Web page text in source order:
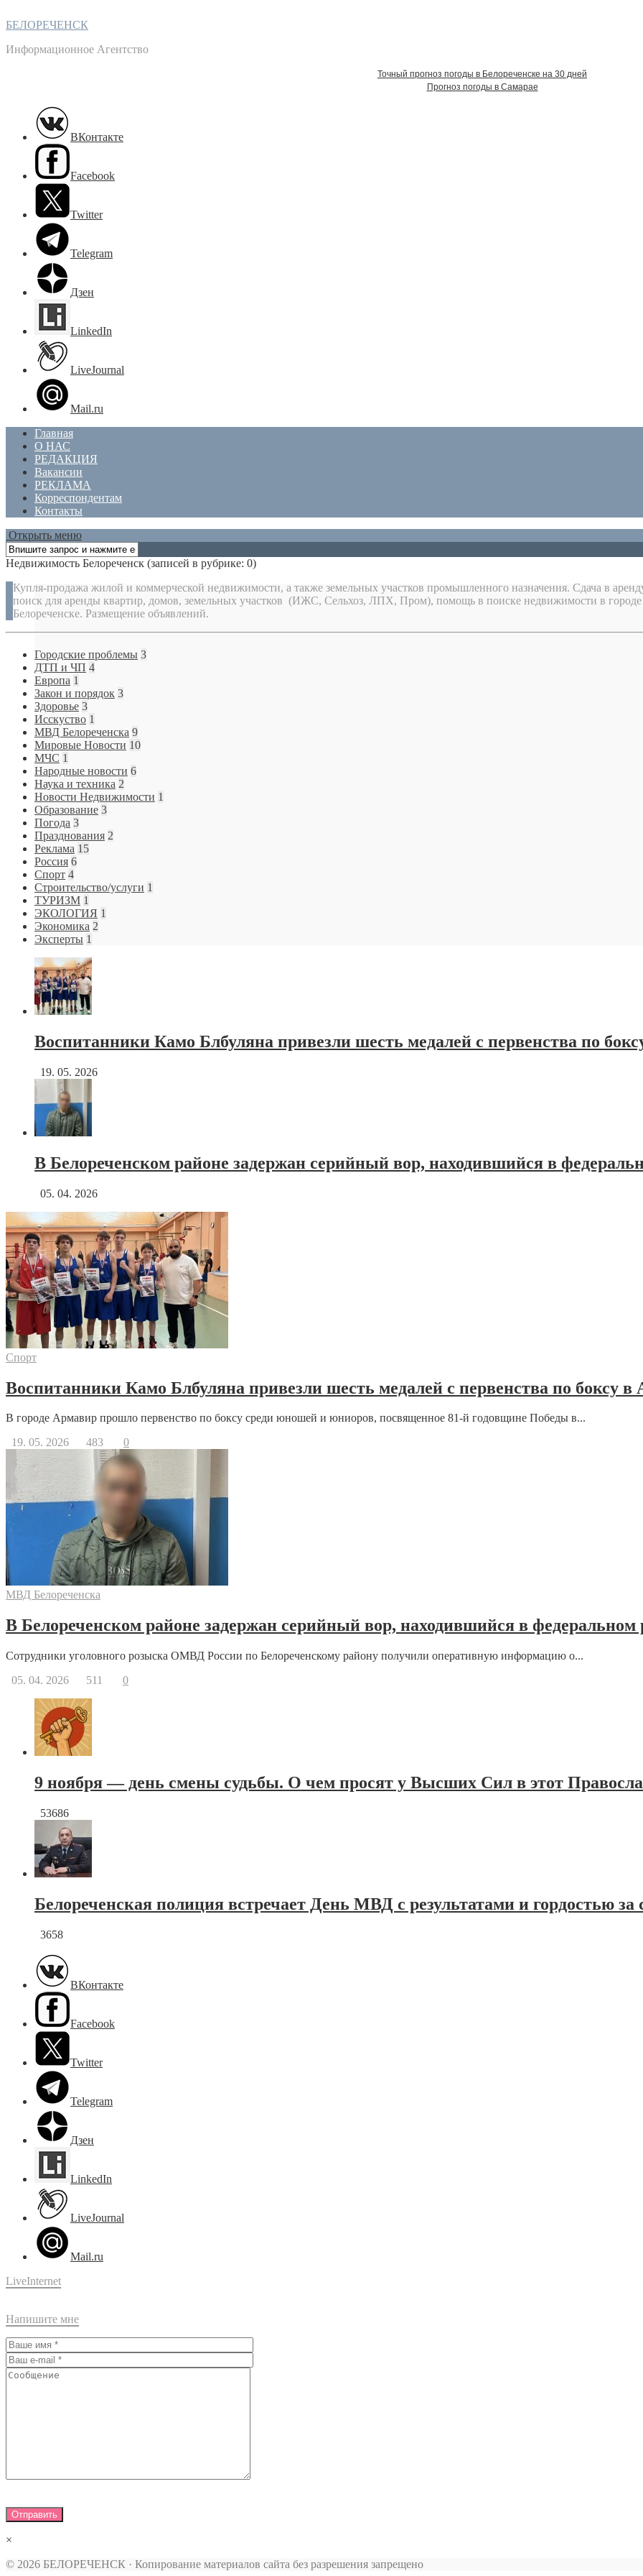
БЕЛОРЕЧЕНСК
Информационное Агентство
Точный прогноз погоды в Белореченске на 30 дней
Прогноз погоды в Самарае
ВКонтакте
Facebook
Twitter
Telegram
Дзен
LinkedIn
LiveJournal
Mail.ru
Главная
О НАС
РЕДАКЦИЯ
Вакансии
РЕКЛАМА
Корреспондентам
Контакты
Открыть меню
Недвижимость Белореченск (записей в рубрике: 0)
Купля-продажа жилой и коммерческой недвижимости, а также земельных участков промышленного назначения. Сдача в
поиск для аренды квартир, домов, земельных участков (ИЖС, Сельхоз, ЛПХ, Пром), помощь в поиске недвижимости в городе
Белореченске. Размещение объявлений.
Городские проблемы 3
ДТП и ЧП 4
Европа 1
Закон и порядок 3
Здоровье 3
Исскуство 1
МВД Белореченска 9
Мировые Новости 10
МЧС 1
Народные новости 6
Наука и техника 2
Новости Недвижимости 1
Образование 3
Погода 3
Празднования 2
Реклама 15
Россия 6
Спорт 4
Строительство/услуги 1
ТУРИЗМ 1
ЭКОЛОГИЯ 1
Экономика 2
Эксперты 1
Воспитанники Камо Блбуляна привезли шесть медалей с первенства по
19. 05. 2026
В Белореченском районе задержан серийный вор, находившийся в
05. 04. 2026
Спорт
Воспитанники Камо Блбуляна привезли шесть медалей с первенства по боксу в
В городе Армавир прошло первенство по боксу среди юношей и юниоров, посвященное 81-й годовщине Победы в...
19. 05. 2026
483 0
МВД Белореченска
В Белореченском районе задержан серийный вор, находившийся в федеральном
Сотрудники уголовного розыска ОМВД России по Белореченскому району получили оперативную информацию о...
05. 04. 2026
511 0
9 ноября — день смены судьбы. О чем просят у Высших Сил в этот
53686
Белореченская полиция встречает День МВД с результатами и гордостью за
3658
ВКонтакте
Facebook
Twitter
Telegram
Дзен
LinkedIn
LiveJournal
Mail.ru
LiveInternet
Напишите мне
×
© 2026 БЕЛОРЕЧЕНСК · Копирование материалов сайта без разрешения запрещено